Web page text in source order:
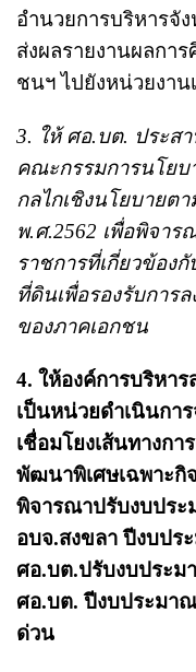
อำนวยการบริหารจั
ส่งผลรายงานผลกา
ชนฯ ไปยังหน่วยงาน
3. ให้ ศอ.บต. ประส
คณะกรรมการนโยบ
กลไกเชิงนโยบายต
พ.ศ.2562 เพื่อพิจาร
ราชการที่เกี่ยวข้อง
ที่ดินเพื่อรองรับการ
ของภาคเอกชน
4. ให้องค์การบริหา
เป็นหน่วยดำเนินกา
เชื่อมโยงเส้นทางก
พัฒนาพิเศษเฉพาะกิ
พิจารณาปรับงบประ
อบจ.สงขลา ปีงบปร
ศอ.บต.ปรับงบประม
ศอ.บต. ปีงบประมาณ
ด่วน